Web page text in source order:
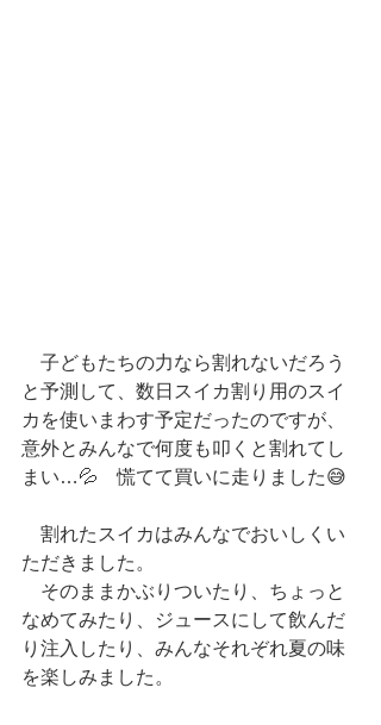
子どもたちの力なら割れないだろう
と予測して、数日スイカ割り用のスイ
カを使いまわす予定だったのですが、
意外とみんなで何度も叩くと割れてし
まい…💦　慌てて買いに走りました😅
割れたスイカはみんなでおいしくい
ただきました。
そのままかぶりついたり、ちょっと
なめてみたり、ジュースにして飲んだ
り注入したり、みんなそれぞれ夏の味
を楽しみました。